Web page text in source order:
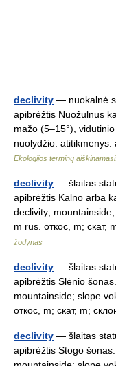
declivity — nuokalnė
apibrėžtis Nuožulnus
mažo (5–15°),
nuolydžio.
Ekologijos terminų
declivity — šlaitas
apibrėžtis Kalno arba
declivity;
m rus. откос, m;
žodynas
declivity — šlaitas
apibrėžtis Slėnio
mountainside; slope
откос, m; скат, m;
declivity — šlaitas
apibrėžtis Stogo